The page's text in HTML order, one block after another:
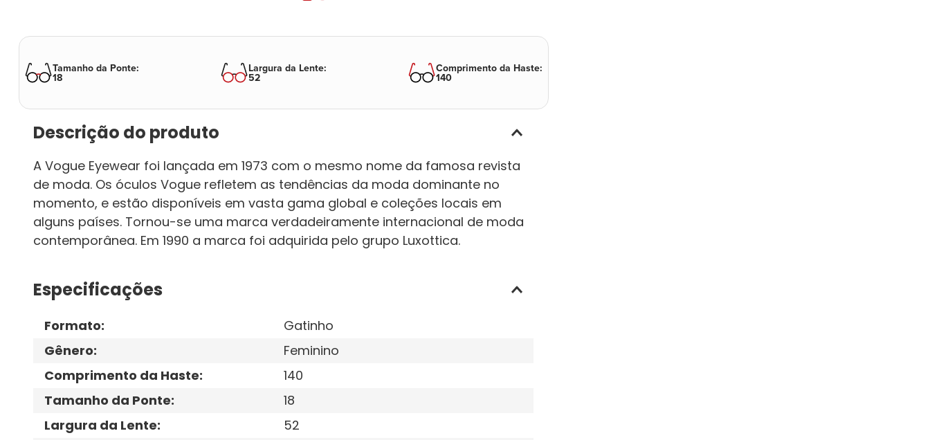
Tamanho da Ponte:
18
Largura da Lente:
52
Comprimento da Haste:
140
Descrição do produto
A Vogue Eyewear foi lançada em 1973 com o mesmo nome da famosa revista
de moda. Os óculos Vogue refletem as tendências da moda dominante no
momento, e estão disponíveis em vasta gama global e coleções locais em
alguns países. Tornou-se uma marca verdadeiramente internacional de moda
contemporânea. Em 1990 a marca foi adquirida pelo grupo Luxottica.
Especificações
Formato:
Gatinho
Gênero:
Feminino
Comprimento da Haste:
140
Tamanho da Ponte:
18
Largura da Lente:
52